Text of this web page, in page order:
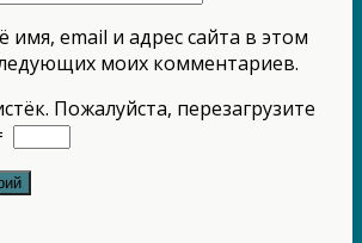
имя, email и адрес сайта в этом
моих комментариев.
Пожалуйста, перезагрузите